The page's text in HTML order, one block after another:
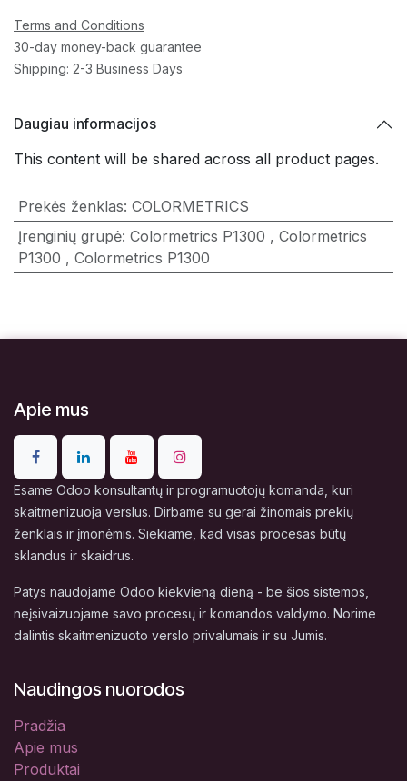
Terms and Conditions
30-day money-back guarantee
Shipping: 2-3 Business Days
Daugiau informacijos
This content will be shared across all product pages.
Prekės ženklas: COLORMETRICS
Įrenginių grupė: Colormetrics P1300 , Colormetrics
P1300 , Colormetrics P1300
Apie mus
Esame Odoo konsultantų ir programuotojų komanda, kuri
skaitmenizuoja verslus. Dirbame su gerai žinomais prekių
ženklais ir įmonėmis. Siekiame, kad visas procesas būtų
sklandus ir skaidrus.
Patys naudojame Odoo kiekvieną dieną - be šios sistemos,
neįsivaizuojame savo procesų ir komandos valdymo. Norime
dalintis skaitmenizuoto verslo privalumais ir su Jumis.
Naudingos nuorodos
Pradžia
Apie mus
Produktai